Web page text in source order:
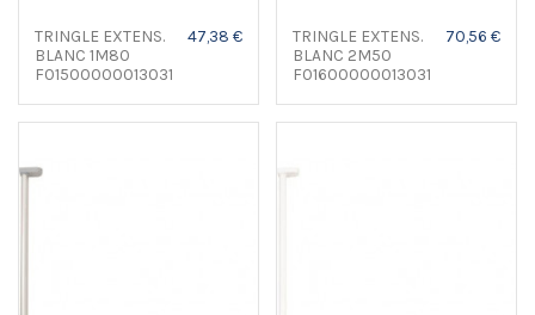
TRINGLE EXTENS.
BLANC 1M80
F01500000013031
47,38 €
TRINGLE EXTENS.
BLANC 2M50
F01600000013031
70,56 €